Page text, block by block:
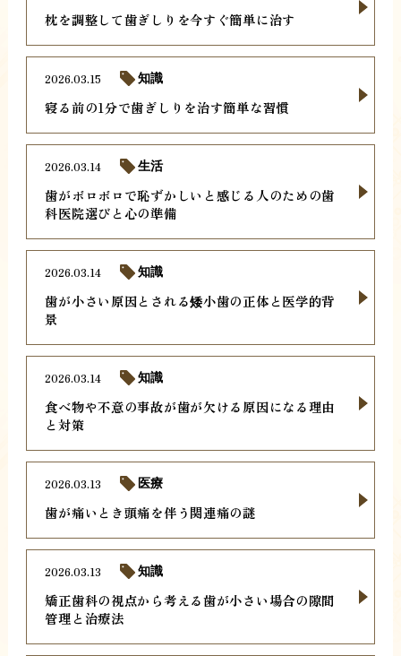
枕を調整して歯ぎしりを今すぐ簡単に治す
寝る前の1分で歯ぎしりを治す簡単な習慣
2026.03.15 知識
歯がボロボロで恥ずかしいと感じる人のための歯
科医院選びと心の準備
2026.03.14 生活
歯が小さい原因とされる矮小歯の正体と医学的背
景
2026.03.14 知識
食べ物や不意の事故が歯が欠ける原因になる理由
と対策
2026.03.14 知識
歯が痛いとき頭痛を伴う関連痛の謎
2026.03.13 医療
矯正歯科の視点から考える歯が小さい場合の隙間
管理と治療法
2026.03.13 知識